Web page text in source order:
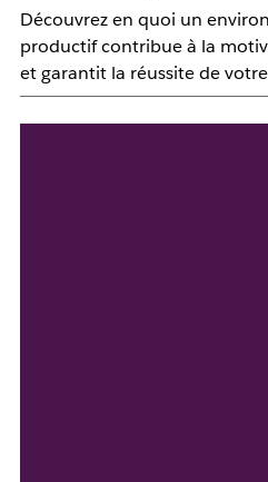
Découvrez en quoi un
productif contribue à la
et garantit la réussite de